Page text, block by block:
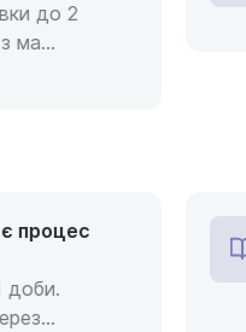
до 2
ма...
процес
доби.
...